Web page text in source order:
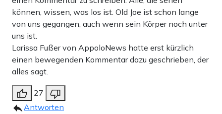
können, wissen, was los ist. Old Joe ist schon lange
von uns gegangen, auch wenn sein Körper noch unter
uns ist.
Larissa Fußer von AppoloNews hatte erst kürzlich
einen bewegenden Kommentar dazu geschrieben, der
alles sagt.
27
Antworten